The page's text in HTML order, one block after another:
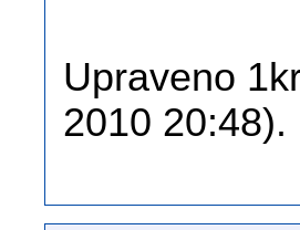
Upraveno
2010 20:48).